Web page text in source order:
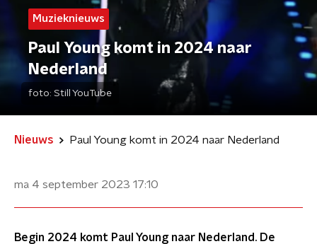
Muzieknieuws
Paul Young komt in 2024 naar
Nederland
foto: Still YouTube
Nieuws Paul Young komt in 2024 naar Nederland
ma 4 september 2023 17:10
Begin 2024 komt Paul Young naar Nederland. De